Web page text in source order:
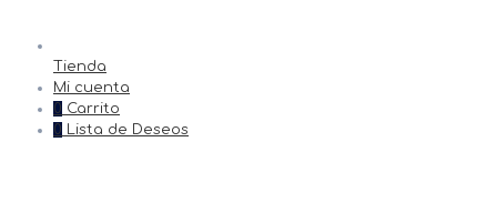
Tienda
Mi cuenta
0 Carrito
0 Lista de Deseos